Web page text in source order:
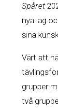
Spåret
nya lag
sina
Värt att
grupper
två